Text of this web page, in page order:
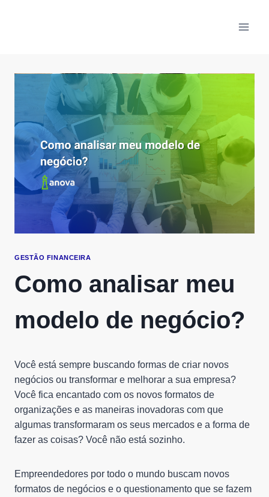
GESTÃO FINANCEIRA
Como analisar meu
modelo de negócio?
Você está sempre buscando formas de criar novos
negócios ou transformar e melhorar a sua empresa?
Você fica encantado com os novos formatos de
organizações e as maneiras inovadoras com que
algumas transformaram os seus mercados e a forma de
fazer as coisas? Você não está sozinho.
Empreendedores por todo o mundo buscam novos
formatos de negócios e o questionamento que se fazem